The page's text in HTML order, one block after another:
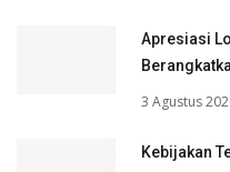
Apresiasi
3 Agustus
Kebijakan